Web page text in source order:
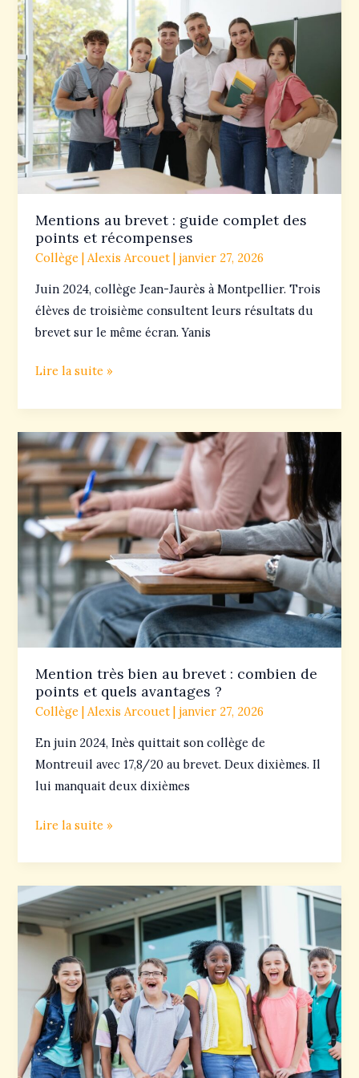
Mentions au brevet : guide complet des
points et récompenses
Collège |Alexis Arcouet|janvier 27, 2026
Juin 2024, collège Jean-Jaurès à Montpellier. Trois
élèves de troisième consultent leurs résultats du
brevet sur le même écran. Yanis
au
brevet
:
guide
complet
des
points
et
récompenses
Lire la suite »
Mention très bien au brevet : combien de
points et quels avantages ?
Collège |Alexis Arcouet |janvier 27, 2026
En juin 2024, Inès quittait son collège de
Montreuil avec 17,8/20 au brevet. Deux dixièmes. Il
lui manquait deux dixièmes
Mention
très
bien
au
brevet
:
combien
de
points
avantages
?
Lire la suite »
Bourse
et
prime
au
brevet
:
les
récompenses
par